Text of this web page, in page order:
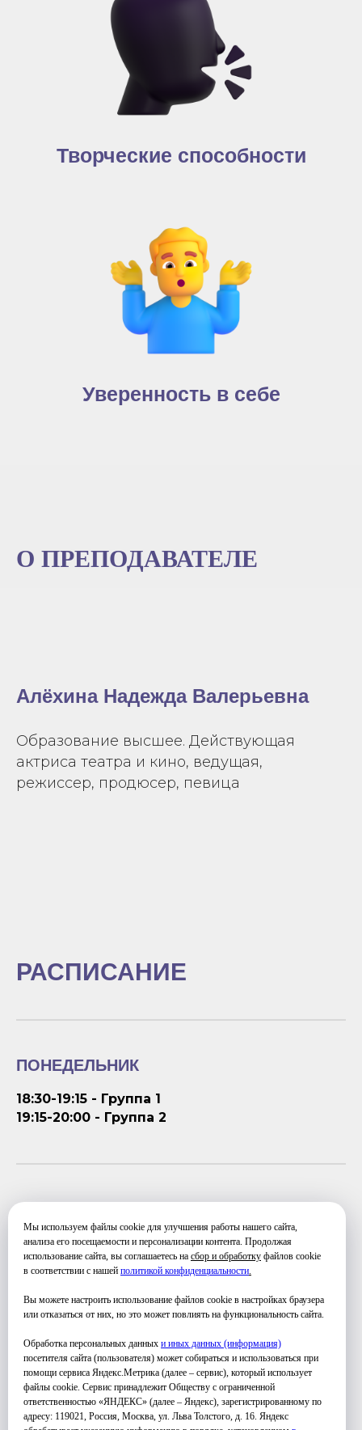
Мы используем файлы cookie для улучшения работы нашего сайта,
анализа его посещаемости и персонализации контента. Продолжая
использование сайта, вы соглашаетесь на сбор и обработку файлов cookie
в соответствии с нашей политикой конфиденциальности.
Вы можете настроить использование файлов cookie в настройках браузера
или отказаться от них, но это может повлиять на функциональность сайта.
Обработка персональных данных и иных данных (информация)
посетителя сайта (пользователя) может собираться и использоваться при
помощи сервиса Яндекс.Метрика (далее – сервис), который использует
файлы cookie. Сервис принадлежит Обществу с ограниченной
ответственностью «ЯНДЕКС» (далее – Яндекс), зарегистрированному по
адресу: 119021, Россия, Москва, ул. Льва Толстого, д. 16. Яндекс
Творческие способности
Уверенность в себе
О ПРЕПОДАВАТЕЛЕ
Алёхина Надежда Валерьевна
Образование высшее. Действующая
актриса театра и кино, ведущая,
режиссер, продюсер, певица
РАСПИСАНИЕ
ПОНЕДЕЛЬНИК
18:30-19:15 - Группа 1
19:15-20:00 - Группа 2
СРЕДА
18:30-19:15 - Группа 1
19:15-20:00 - Группа 2
УЗНАТЬ ПОДРОБНЕЕ